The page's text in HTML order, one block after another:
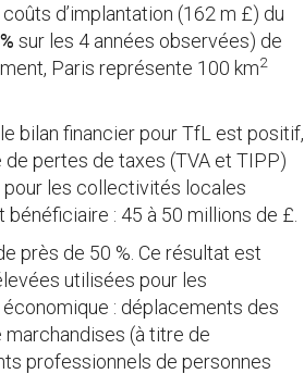
d’implantation (162 m £) du
sur les 4 années observées) de
Paris représente 100 km2
bilan financier pour TfL est positif,
de pertes de taxes (TVA et TIPP)
les collectivités locales
bénéficiaire : 45 à 50 millions de £.
près de 50 %. Ce résultat est
utilisées pour les
: déplacements des
(à titre de
professionnels de personnes